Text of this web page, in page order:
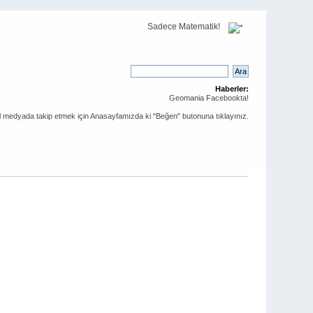
Sadece Matematik!
Haberler:
Geomania Facebookta!
takip etmek için Anasayfamızda ki "Beğen" butonuna tıklayınız.